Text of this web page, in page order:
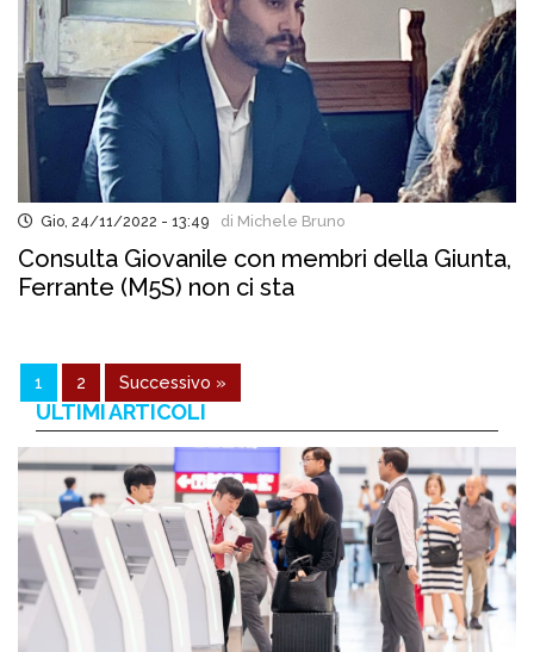
Gio, 24/11/2022 - 13:49 di Michele Bruno
Consulta Giovanile con membri della Giunta,
Ferrante (M5S) non ci sta
1 2 Successivo »
ULTIMI ARTICOLI